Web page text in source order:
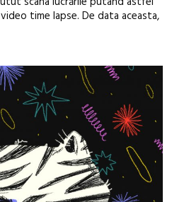
time lapse. De data aceasta,